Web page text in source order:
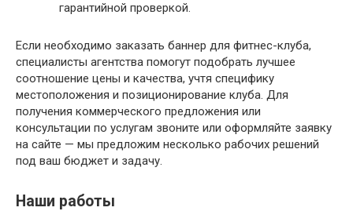
гарантийной проверкой.
Если необходимо заказать баннер для фитнес-клуба,
специалисты агентства помогут подобрать лучшее
соотношение цены и качества, учтя специфику
местоположения и позиционирование клуба. Для
получения коммерческого предложения или
консультации по услугам звоните или оформляйте заявку
на сайте — мы предложим несколько рабочих решений
под ваш бюджет и задачу.
Наши работы